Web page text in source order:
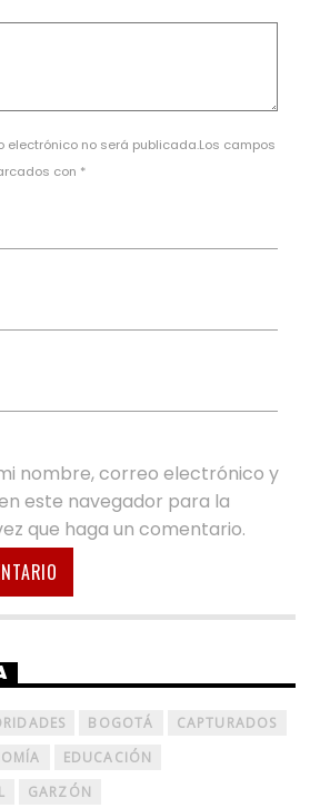
electrónico no será publicada.Los campos
con *
nombre, correo electrónico y
este navegador para la
que haga un comentario.
BOGOTÁ
CAPTURADOS
EDUCACIÓN
GARZÓN